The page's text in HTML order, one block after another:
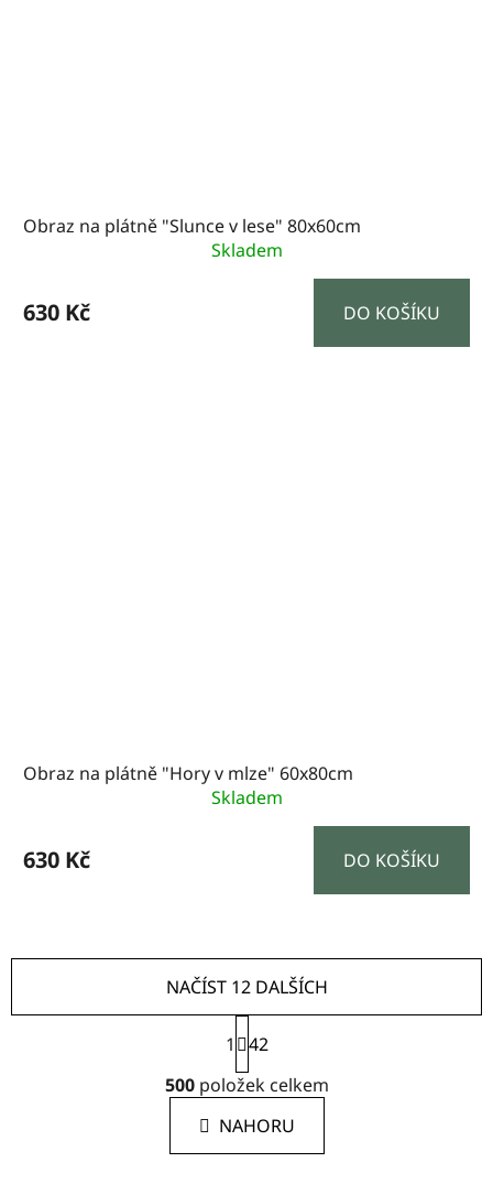
Obraz na plátně "Slunce v lese" 80x60cm
Skladem
630 Kč DO KOŠÍKU
Obraz na plátně "Hory v mlze" 60x80cm
Skladem
630 Kč DO KOŠÍKU
O
v
l
á
d
NAČÍST 12 DALŠÍCH
S
t
r
á
k
o
1
42
500položek celkem
NAHORU